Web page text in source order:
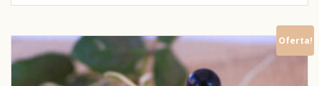
Oferta!